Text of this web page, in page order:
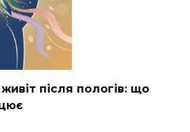
після пологів: що